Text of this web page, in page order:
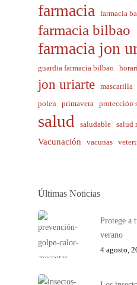
farmacia farmacia
farmacia bilbao
farmacia jon
guardia farmacia bilbao
jon uriarte mascarilla
polen
primavera protección
salud saludable salud
Vacunación vacunas
Últimas Noticias
Protege a
verano
4 agosto,